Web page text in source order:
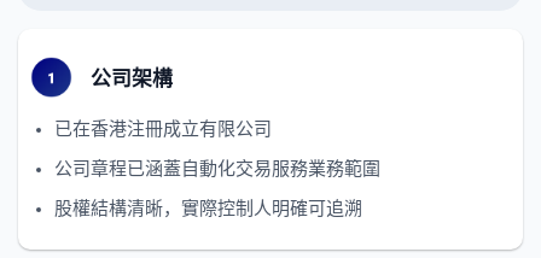
公司架構
已在香港注冊成立有限公司
公司章程已涵蓋自動化交易服務業務範圍
股權結構清晰，實際控制人明確可追溯